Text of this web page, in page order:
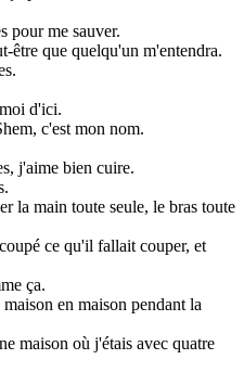
pour me sauver.
être que quelqu'un m'entendra.
d'ici.
c'est mon nom.
j'aime bien cuire.
la main toute seule, le bras toute
ce qu'il fallait couper, et
ça.
en maison pendant la
maison où j'étais avec quatre